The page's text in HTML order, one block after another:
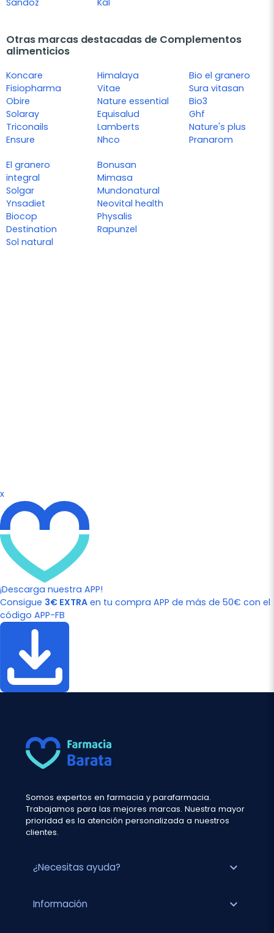
Sandoz
Kal
Otras marcas destacadas de Complementos
alimenticios
Koncare
Fisiopharma
Obire
Solaray
Triconails
Ensure
Himalaya
Vitae
Nature essential
Equisalud
Lamberts
Nhco
Bio el granero
Sura vitasan
Bio3
Ghf
Nature's plus
Pranarom
El granero
integral
Solgar
Ynsadiet
Biocop
Destination
Sol natural
Bonusan
Mimasa
Mundonatural
Neovital health
Physalis
Rapunzel
x
¡Descarga nuestra APP!
Consigue 3€ EXTRA en tu compra APP de más de 50€ con el
código APP-FB
Somos expertos en farmacia y parafarmacia.
Trabajamos para las mejores marcas. Nuestra mayor
prioridad es la atención personalizada a nuestros
clientes.
¿Necesitas ayuda? expand_more
Información expand_more